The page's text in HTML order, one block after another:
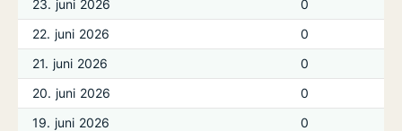
23. juni 2026
0
22. juni 2026
0
21. juni 2026
0
20. juni 2026
0
19. juni 2026
0